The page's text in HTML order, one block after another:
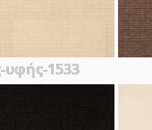
1533